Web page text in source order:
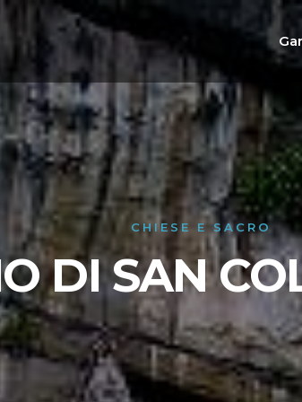
CHIESE E SACRO
DI SAN